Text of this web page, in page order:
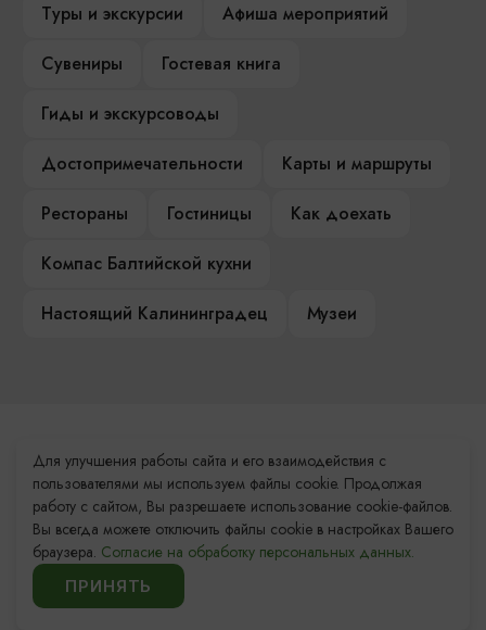
Туры и экскурсии
Афиша мероприятий
Сувениры
Гостевая книга
Гиды и экскурсоводы
Достопримечательности
Карты и маршруты
Рестораны
Гостиницы
Как доехать
Компас Балтийской кухни
Настоящий Калининградец
Музеи
Контакты Туристского
информационного центра
+7 (4012) 555-200
8 (800) 200-55-39
info@visit-kaliningrad.ru
Для улучшения работы сайта и его взаимодействия с
пользователями мы используем файлы cookie. Продолжая
работу с сайтом, Вы разрешаете использование cookie-файлов.
Вы всегда можете отключить файлы cookie в настройках Вашего
браузера. Согласие на обработку персональных данных.
ПРИНЯТЬ